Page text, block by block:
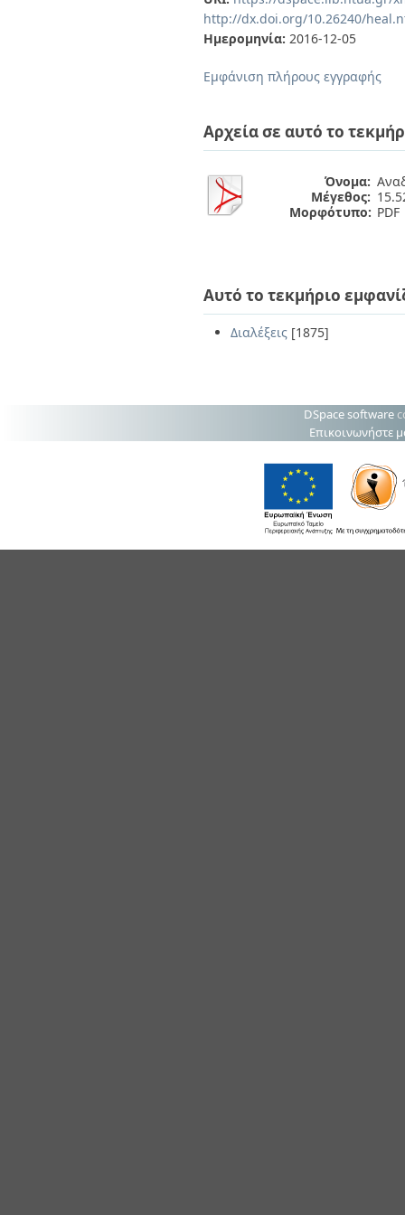
http://dx.doi.org/10.26240/
Ημερομηνία: 2016-12-05
Εμφάνιση πλήρους εγγραφής
Αρχεία σε αυτό το
Όνομα:
Μέγεθος:
Μορφότυπο: PDF
Αυτό το τεκμήριο
Διαλέξεις [1875]
DSpace software
Επικοινωνήστε